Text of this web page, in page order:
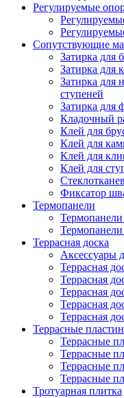
Регулируемые
Сопутствующие
Затирка для
Затирка для
Затирка для
ступеней
Затирка для
Кладочный
Клей для
Клей для
Клей для
Клей для
Фиксатор
Термопанели
Термопанели
Террасная доска
Аксессуары
Террасная
Террасная
Террасная
Террасная
Террасная
Террасные
Террасные
Террасные
Террасные
Террасные
Тротуарная плитка